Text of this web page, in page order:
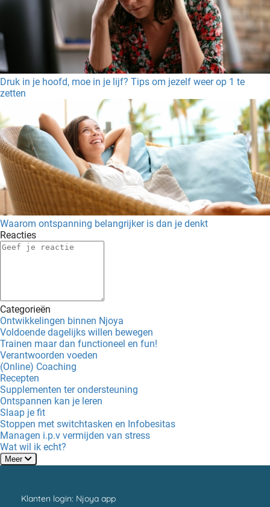
Druk in je hoofd, moe in je lijf? Tips om jezelf weer op 1 te
zetten
Waarom ontspanning belangrijker is dan je denkt
Reacties
Categorieën
Ontwikkelingen binnen Njoya
Voldoende dagelijks willen bewegen
Trainen maar dan functioneel en fun!
Verantwoorden voeden
(Online) Coaching
Recepten
Supplementen ter ondersteuning
Ontspannen kan je leren
Slaap je fit
Stoppen met switchtasken en Infobesitas
Managen i.p.v vermijden van stress
Wat wil ik echt?
Meer
Klanten login: Njoya app